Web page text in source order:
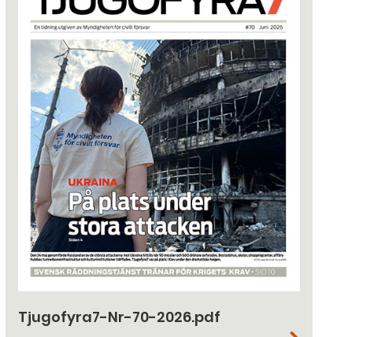
Tjugofyra7-Nr-70-2026.pdf